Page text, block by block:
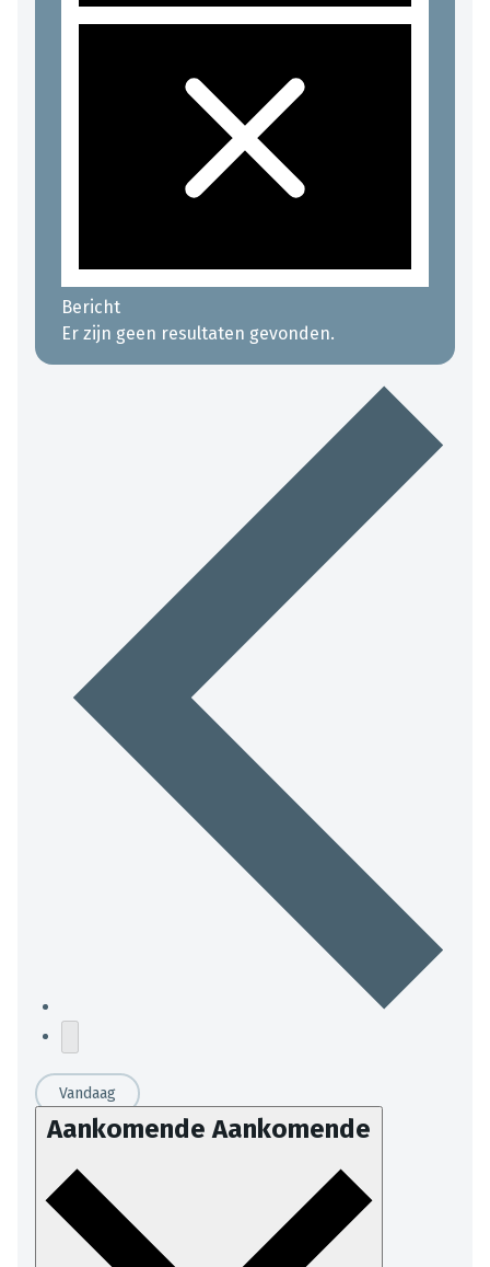
Bericht
Er zijn geen resultaten gevonden.
Vandaag
AankomendeAankomende